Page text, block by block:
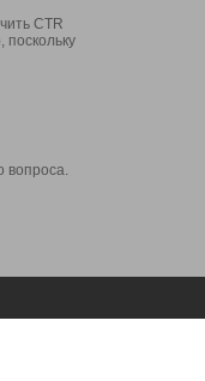
CTR
поскольку
вопроса.